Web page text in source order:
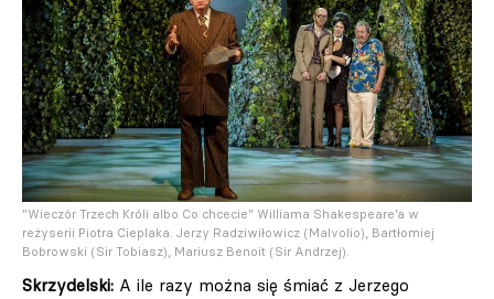
"Wieczór Trzech Króli albo Co chcecie" Williama Shakespeare’a w
reżyserii Piotra Cieplaka. Jerzy Radziwiłowicz (Malvolio), Bartłomiej
Bobrowski (Sir Tobiasz), Mariusz Benoit (Sir Andrzej).
Skrzydelski: A ile razy można się śmiać z Jerzego